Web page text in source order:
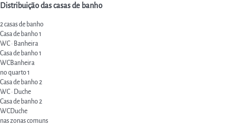
Distribuição das casas de banho
2 casas de banho
Casa de banho 1
WC · Banheira
Casa de banho 1
WCBanheira
no quarto 1
Casa de banho 2
WC · Duche
Casa de banho 2
WCDuche
nas zonas comuns